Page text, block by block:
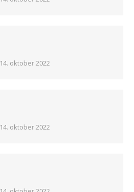
14. oktober 2022
14. oktober 2022